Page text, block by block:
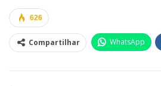
626
Compartilhar WhatsApp